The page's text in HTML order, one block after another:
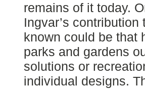
remains of it today.
Ingvar’s
known could be that
parks and gardens
solutions or
individual designs.